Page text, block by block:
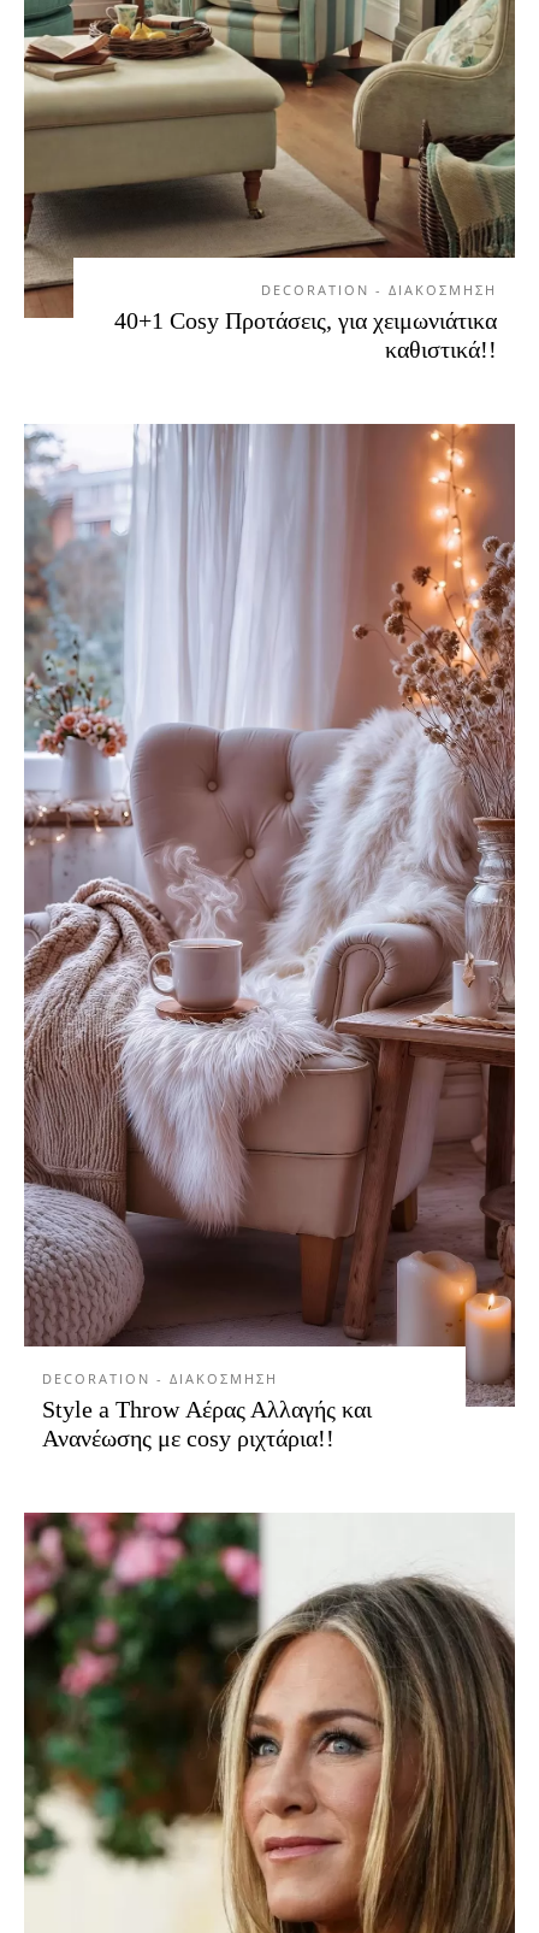
DECORATION - ΔΙΑΚΟΣΜΗΣΗ
40+1 Cosy Προτάσεις, για χειμωνιάτικα
καθιστικά!!
DECORATION - ΔΙΑΚΟΣΜΗΣΗ
Style a Throw Αέρας Αλλαγής και
Ανανέωσης με cosy ριχτάρια!!